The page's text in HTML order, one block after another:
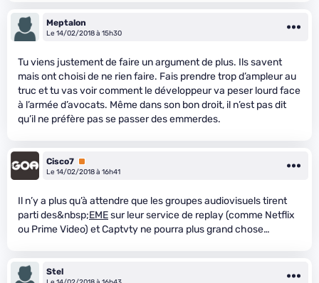
Meptalon
Le 14/02/2018 à 15h30
Tu viens justement de faire un argument de plus. Ils savent
mais ont choisi de ne rien faire. Fais prendre trop d’ampleur au
truc et tu vas voir comment le développeur va peser lourd face
à l’armée d’avocats. Même dans son bon droit, il n’est pas dit
qu’il ne préfère pas se passer des emmerdes.
Cisco7 Premium
Le 14/02/2018 à 16h41
Il n’y a plus qu’à attendre que les groupes audiovisuels tirent
parti des&nbsp;EMEsur leur service de replay (comme Netflix
ou Prime Video) et Captvty ne pourra plus grand chose…
Stel